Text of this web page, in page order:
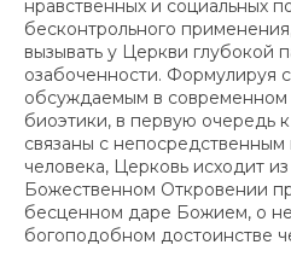
нравственных и социальных
бесконтрольного
вызывать у Церкви глубокой
озабоченности. Формулируя
обсуждаемым в
биоэтики, в первую очередь
связаны с непосредственным
человека, Церковь исходит
Божественном Откровении
бесценном даре Божием, о
богоподобном достоинстве